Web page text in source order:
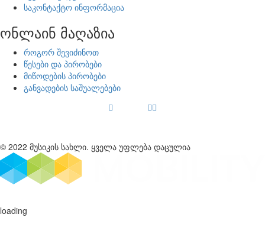
საკონტაქტო ინფორმაცია
ონლაინ მაღაზია
როგორ შევიძინოთ
წესები და პირობები
მიწოდების პირობები
განვადების საშუალებები
© 2022 მუსიკის სახლი. ყველა უფლება დაცულია
loading